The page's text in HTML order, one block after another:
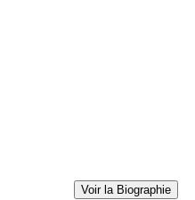
Voir la Biographie